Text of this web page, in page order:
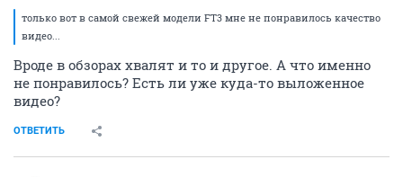
только вот в самой свежей модели FT3 мне не понравилось качество
видео...
Вроде в обзорах хвалят и то и другое. А что именно
не понравилось? Есть ли уже куда-то выложенное
видео?
ОТВЕТИТЬ